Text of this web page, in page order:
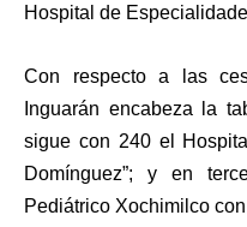
Hospital de
Con respecto a las
Inguarán encabeza la
sigue con 240 el
Domínguez”; y en
Pediátrico Xochimilco